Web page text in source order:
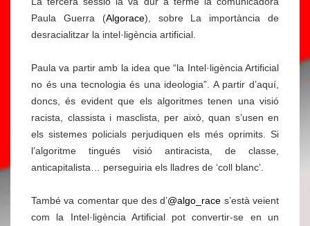
Paula Guerra (Algorace), sobre La importància de
desracialitzar la intel·ligència artificial.
Paula va partir amb la idea que “la Intel·ligència Artificial
no és una tecnologia és una ideologia”. A partir d’aquí,
doncs, és evident que els algoritmes tenen una visió
racista, classista i masclista, per això, quan s’usen en
els sistemes policials perjudiquen els més oprimits. Si
l’algoritme tingués visió antiracista, de classe,
anticapitalista… perseguiria els lladres de ‘coll blanc’.
També va comentar que des d’@algo_race s’està veient
com la Intel·ligència Artificial pot convertir-se en un